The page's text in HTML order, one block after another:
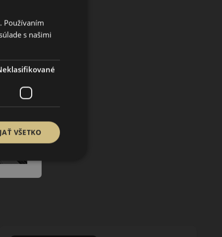
Používaním
s našimi
VŠETKO